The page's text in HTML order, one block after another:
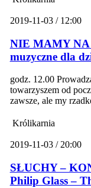
2019-11-03 / 12:00
NIE MAMY NA
muzyczne dla
godz. 12.00
towarzyszem od
zawsze, ale my
Królikarnia
2019-11-03 / 20:00
SŁUCHY –
Philip Glass –